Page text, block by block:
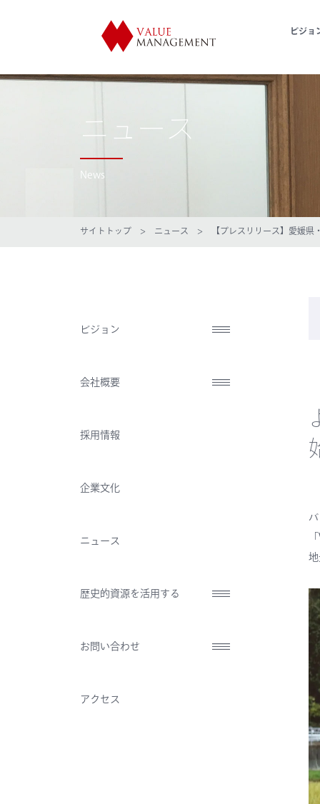
ビジョ
ニュース
News
サイトトップ > ニュース > 【プレスリリース】愛媛県・
ビジョン
会社概要
採用情報
企業文化
ニュース
歴史的資源を活用する
お問い合わせ
アクセス